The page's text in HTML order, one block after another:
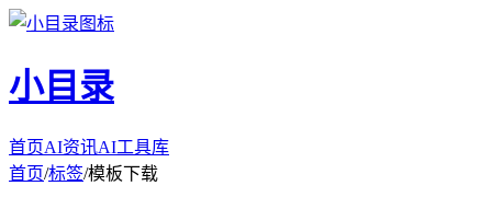
小目录
首页AI资讯AI工具库
首页/标签/模板下载